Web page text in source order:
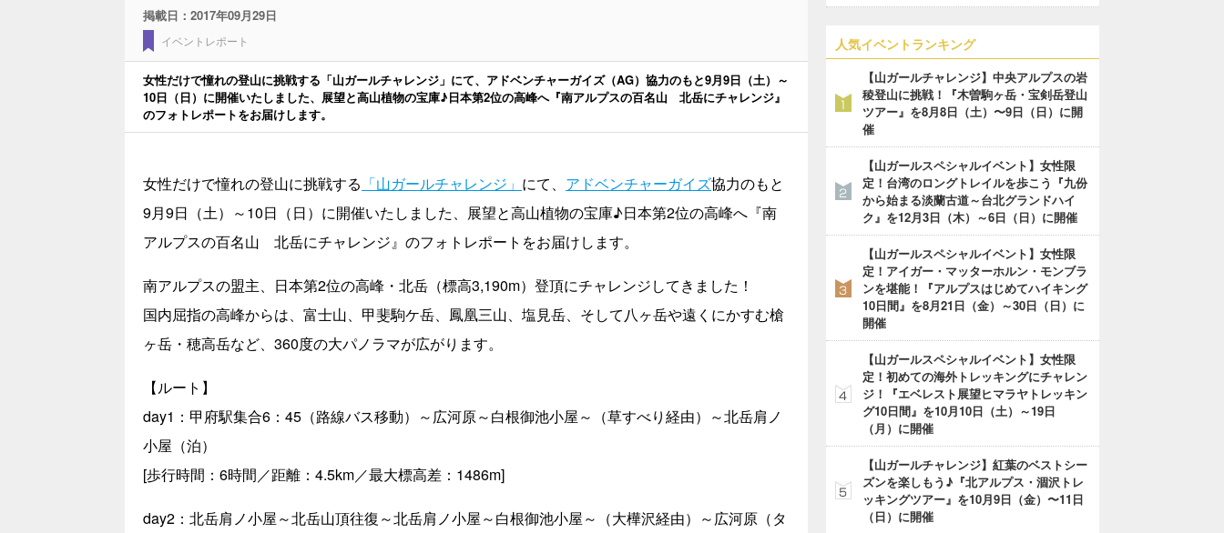
掲載日： 2017年09月29日
イベントレポート
女性だけで憧れの登山に挑戦する「山ガールチャレンジ」にて、アドベンチャーガイズ（AG）協力のもと9月9日（土）～
10日（日）に開催いたしました、展望と高山植物の宝庫♪日本第2位の高峰へ『南アルプスの百名山 北岳にチャレンジ』
のフォトレポートをお届けします。
女性だけで憧れの登山に挑戦する 「山ガールチャレンジ」 にて、 アドベンチャーガイズ協力のもと
9月9日（土）～10日（日）に開催いたしました、展望と高山植物の宝庫♪日本第2位の高峰へ『南
アルプスの百名山 北岳にチャレンジ』のフォトレポートをお届けします。
南アルプスの盟主、日本第2位の高峰・北岳（標高3,190m）登頂にチャレンジしてきました！
国内屈指の高峰からは、富士山、甲斐駒ケ岳、鳳凰三山、塩見岳、そして八ヶ岳や遠くにかすむ槍
ヶ岳・穂高岳など、360度の大パノラマが広がります。
【ルート】
day1：甲府駅集合6：45（路線バス移動）～広河原～白根御池小屋～（草すべり経由）～北岳肩ノ
小屋（泊）
[歩行時間：6時間／距離：4.5km／最大標高差：1486m]
day2：北岳肩ノ小屋～北岳山頂往復～北岳肩ノ小屋～白根御池小屋～（大樺沢経由）～広河原（タ
人気イベントランキング
【山ガールチャレンジ】中央アルプスの岩
稜登山に挑戦！『木曽駒ヶ岳・宝剣岳登山
ツアー』を8月8日（土）〜9日（日）に開
催
【山ガールスペシャルイベント】女性限
定！台湾のロングトレイルを歩こう『九份
から始まる淡蘭古道～台北グランドハイ
ク』を12月3日（木）～6日（日）に開催
【山ガールスペシャルイベント】女性限
定！アイガー・マッターホルン・モンブラ
ンを堪能！『アルプスはじめてハイキング
10日間』を8月21日（金）～30日（日）に
開催
【山ガールスペシャルイベント】女性限
定！初めての海外トレッキングにチャレン
ジ！『エベレスト展望ヒマラヤトレッキン
グ10日間』を10月10日（土）～19日
（月）に開催
【山ガールチャレンジ】紅葉のベストシー
ズンを楽しもう♪『北アルプス・涸沢トレ
ッキングツアー』を10月9日（金）〜11日
（日）に開催